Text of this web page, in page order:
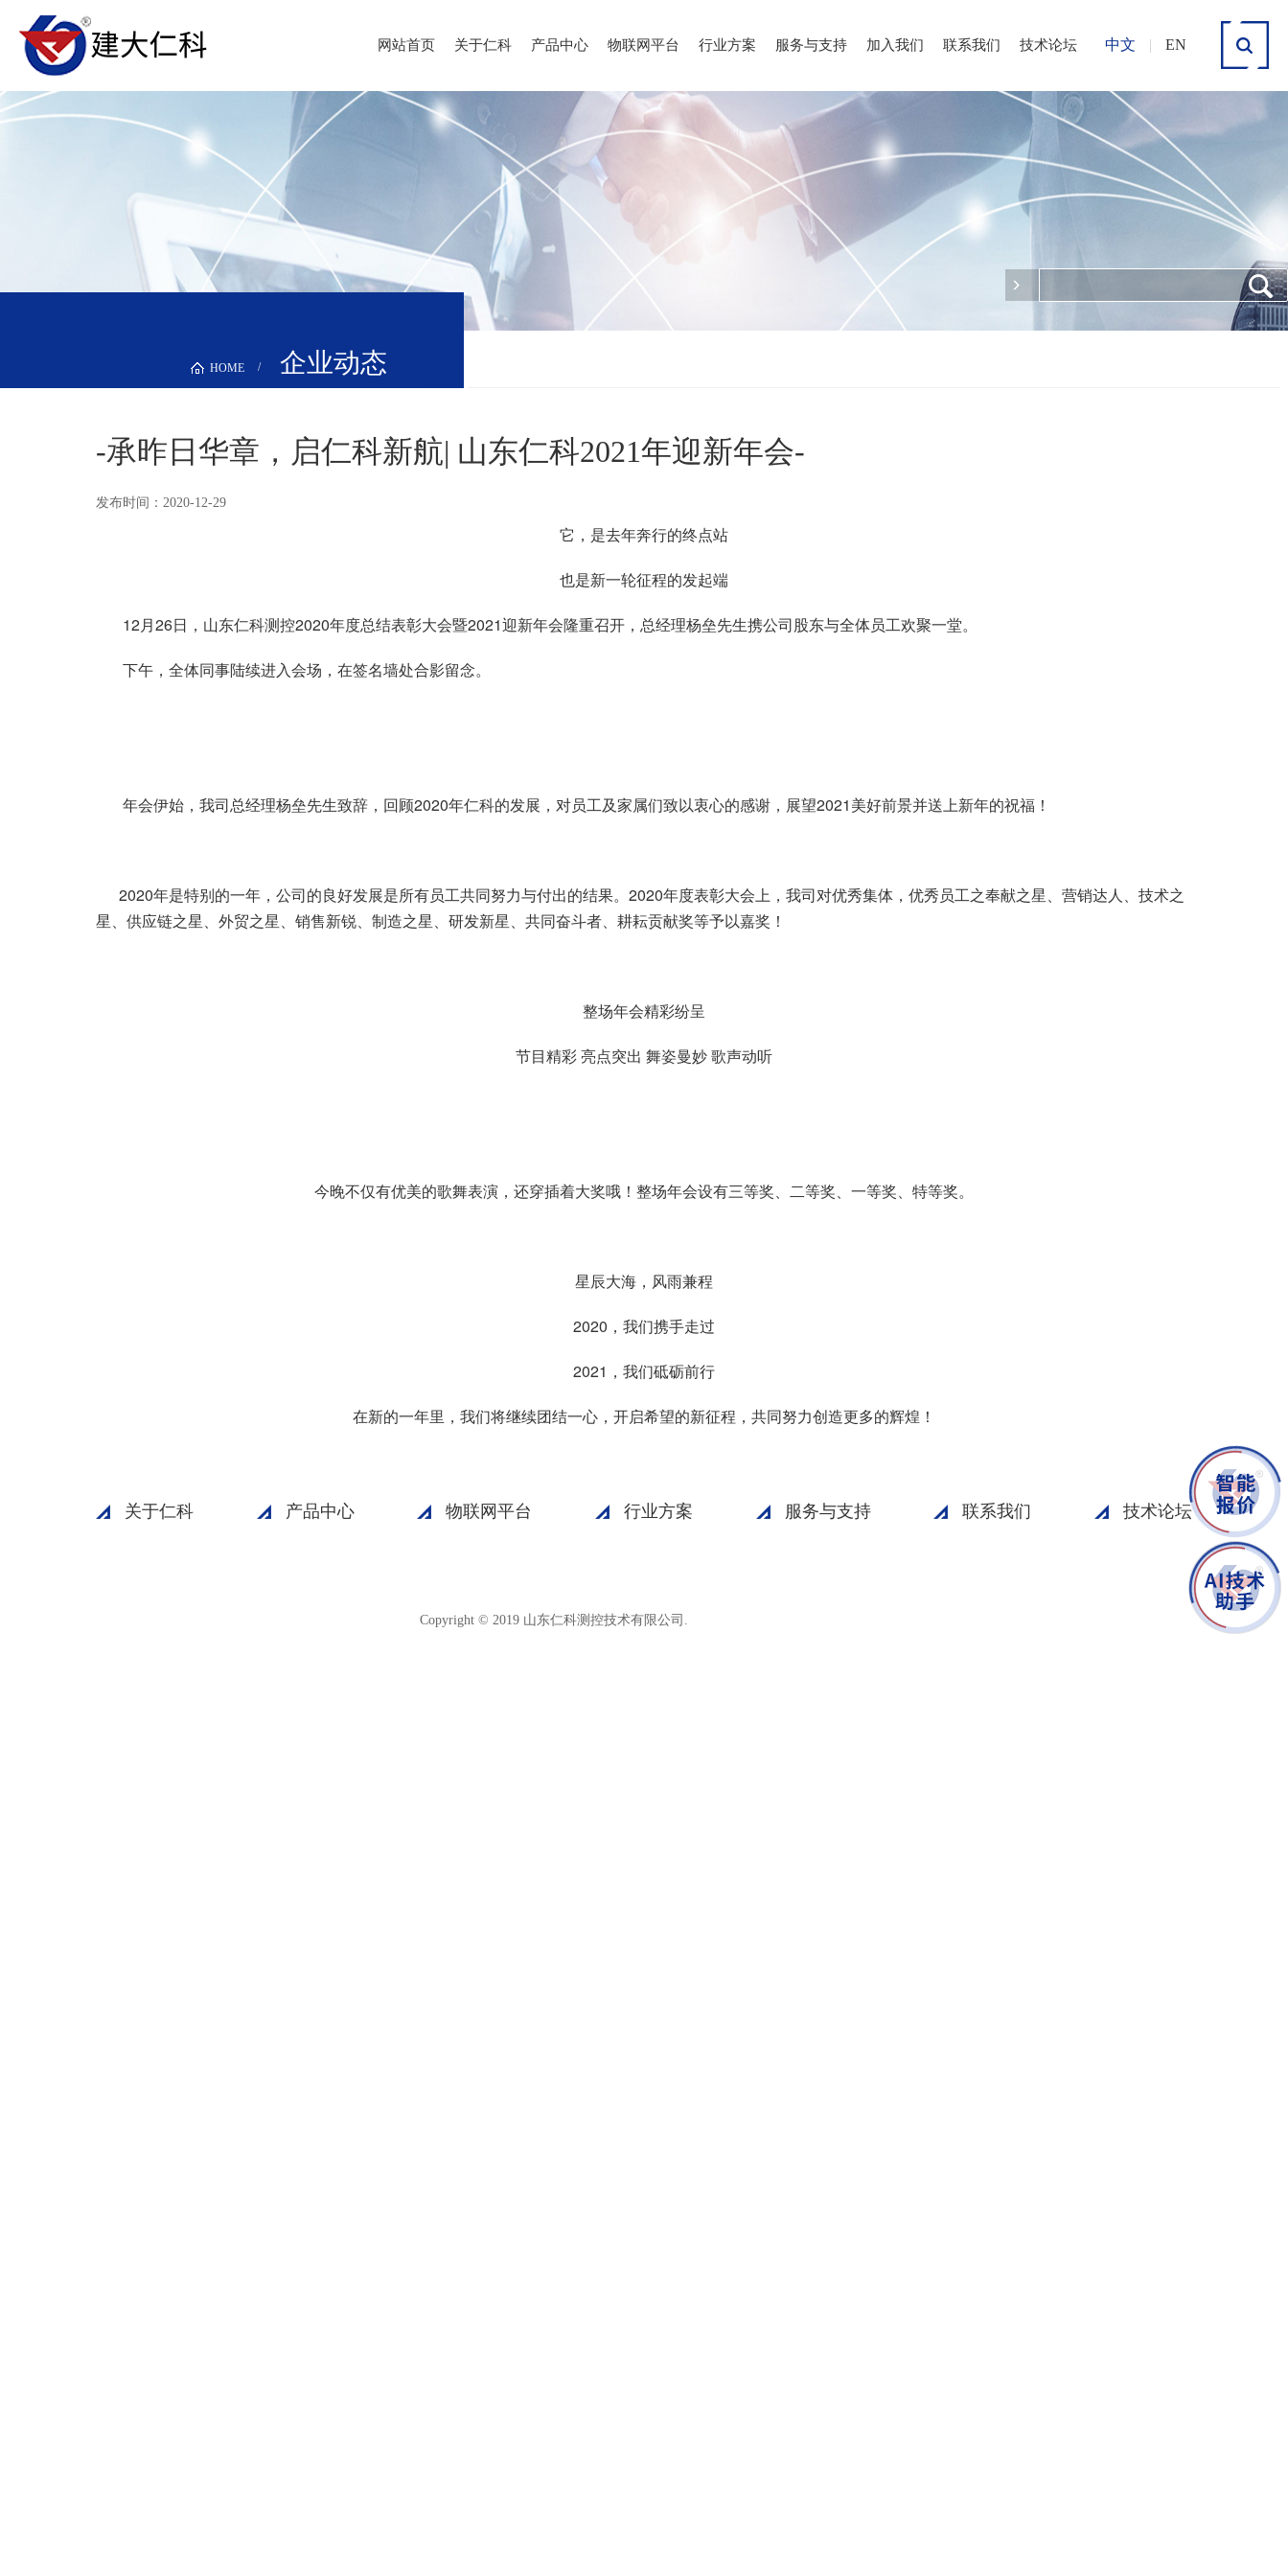
中文 | EN
网站首页 关于仁科 产品中心 物联网平台 行业方案 服务与支持 加入我们 联系我们 技术论坛
HOME 企业动态
-承昨日华章，启仁科新航| 山东仁科2021年迎新年会-
发布时间：2020-12-29
它，是去年奔行的终点站
也是新一轮征程的发起端
12月26日，山东仁科测控2020年度总结表彰大会暨2021迎新年会隆重召开，总经理杨垒先生携公司股东与全体员工欢聚一堂。
下午，全体同事陆续进入会场，在签名墙处合影留念。
年会伊始，我司总经理杨垒先生致辞，回顾2020年仁科的发展，对员工及家属们致以衷心的感谢，展望2021美好前景并送上新年的祝福！
2020年是特别的一年，公司的良好发展是所有员工共同努力与付出的结果。2020年度表彰大会上，我司对优秀集体，优秀员工之奉献之星、营销达人、技术之
星、供应链之星、外贸之星、销售新锐、制造之星、研发新星、共同奋斗者、耕耘贡献奖等予以嘉奖！
整场年会精彩纷呈
节目精彩 亮点突出 舞姿曼妙 歌声动听
今晚不仅有优美的歌舞表演，还穿插着大奖哦！整场年会设有三等奖、二等奖、一等奖、特等奖。
星辰大海，风雨兼程
2020，我们携手走过
2021，我们砥砺前行
在新的一年里，我们将继续团结一心，开启希望的新征程，共同努力创造更多的辉煌！
关于仁科 产品中心 物联网平台 行业方案 服务与支持 联系我们 技术论坛
Copyright © 2019 山东仁科测控技术有限公司.